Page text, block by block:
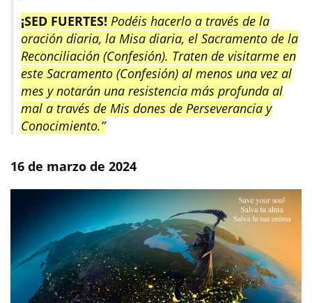
¡SED FUERTES! Podéis hacerlo a través de la
oración diaria, la Misa diaria, el Sacramento de la
Reconciliación (Confesión). Traten de visitarme en
este Sacramento (Confesión) al menos una vez al
mes y notarán una resistencia más profunda al
mal a través de Mis dones de Perseverancia y
Conocimiento.”
16 de marzo de 2024